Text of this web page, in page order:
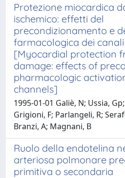
Protezione miocardica
ischemico: effetti del
precondizionamento e
farmacologica dei
[Myocardial protection
damage: effects of
pharmacologic
channels]
1995-01-01 Galiè, N; Ussia,
Grigioni, F; Parlangeli, R;
Branzi, A; Magnani, B
Ruolo della endotelina
arteriosa polmonare
primitiva o secondaria